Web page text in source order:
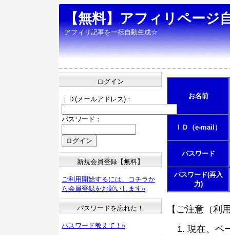
【無料】アフィリページ
アフィリ記事を一括自動生成☆
お名前
ＩＤ（e-mail）
パスワード
パスワード(再入
力)
【ご注意（利
現在、ベ
ログイン
ＩＤ(メールアドレス)：
パスワード：
新規会員登録【無料】
ご利用開始するには、コチラか
ら会員登録をお願いします»
パスワードを忘れた！
パスワード教えて！»